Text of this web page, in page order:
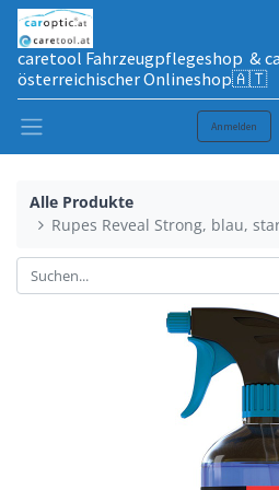
caretool Fahrzeugpflegeshop &
österreichischer Onlineshop🇦🇹
Anmelden
Alle Produkte
Rupes Reveal Strong, blau,